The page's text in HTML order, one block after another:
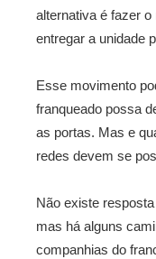
alternativa é fazer
entregar a unidade
Esse movimento
franqueado possa
as portas. Mas e
redes devem se
Não existe
mas há alguns
companhias do